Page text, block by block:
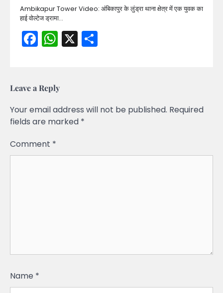
Ambikapur Tower Video: अंबिकापुर के लुंड्रा थाना क्षेत्र में एक युवक का
हाई वोल्टेज ड्रामा…
Facebook
WhatsApp
X
Leave a Reply
Your email address will not be published. Required
fields are marked *
Comment *
Name *